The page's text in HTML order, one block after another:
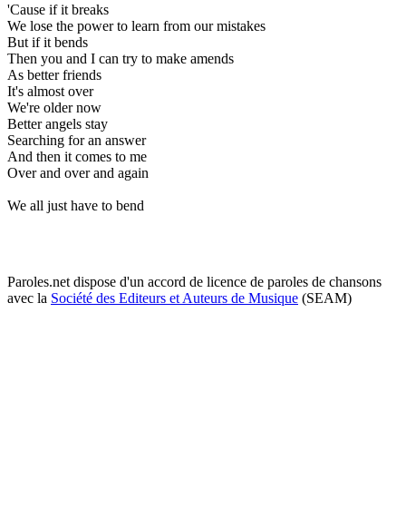
'Cause if it breaks
We lose the power to learn from our mistakes
But if it bends
Then you and I can try to make amends
As better friends
It's almost over
We're older now
Better angels stay
Searching for an answer
And then it comes to me
Over and over and again
We all just have to bend
Paroles.net dispose d'un accord de licence de paroles de chansons
avec la Société des Editeurs et Auteurs de Musique (SEAM)